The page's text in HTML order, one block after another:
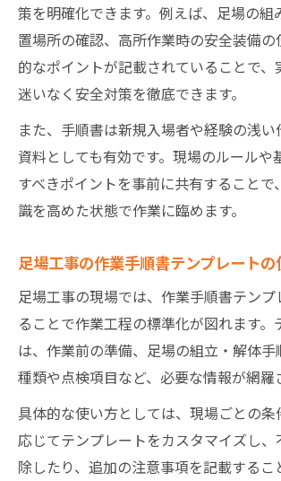
策を明確化できます。例えば、足場の組
置場所の確認、高所作業時の安全装備
的なポイントが記載されていることで、
迷いなく安全対策を徹底できます。
また、手順書は新規入場者や経験の浅
資料としても有効です。現場のルールや
すべきポイントを事前に共有することで
識を高めた状態で作業に臨めます。
足場工事の作業手順書テンプレートの
足場工事の現場では、作業手順書テン
ることで作業工程の標準化が図れます。
は、作業前の準備、足場の組立・解体
種類や点検項目など、必要な情報が網羅
具体的な使い方としては、現場ごとの
応じてテンプレートをカスタマイズし
除したり、追加の注意事項を記載するこ